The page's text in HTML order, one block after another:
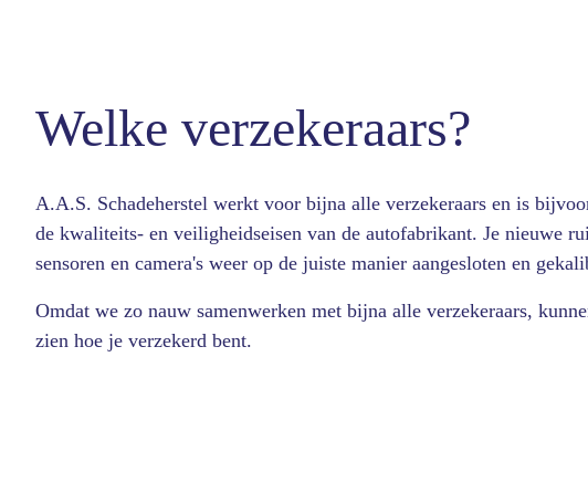
Welke verzekeraars?
A.A.S. Schadeherstel werkt voor bijna alle verzekeraars en is
de kwaliteits- en veiligheidseisen van de autofabrikant. Je nieuwe
sensoren en camera's weer op de juiste manier aangesloten en
Omdat we zo nauw samenwerken met bijna alle verzekeraars,
zien hoe je verzekerd bent.